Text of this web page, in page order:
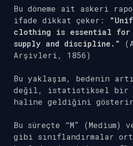
Bu döneme ait askeri
ifade dikkat çeker:
clothing is essential
supply and discipline.”
Arşivleri, 1856)
Bu yaklaşım, bedenin
değil, istatistiksel bir
haline geldiğini
Bu süreçte “M” (Medium)
gibi sınıflandırmalar